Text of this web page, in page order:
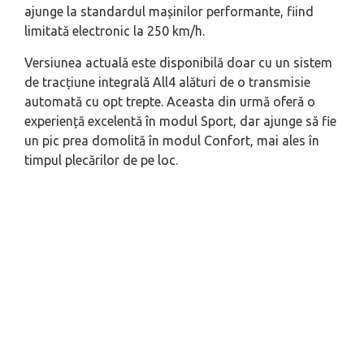
ajunge la standardul mașinilor performante, fiind
limitată electronic la 250 km/h.
Versiunea actuală este disponibilă doar cu un sistem
de tracțiune integrală All4 alături de o transmisie
automată cu opt trepte. Aceasta din urmă oferă o
experiență excelentă în modul Sport, dar ajunge să fie
un pic prea domolită în modul Confort, mai ales în
timpul plecărilor de pe loc.